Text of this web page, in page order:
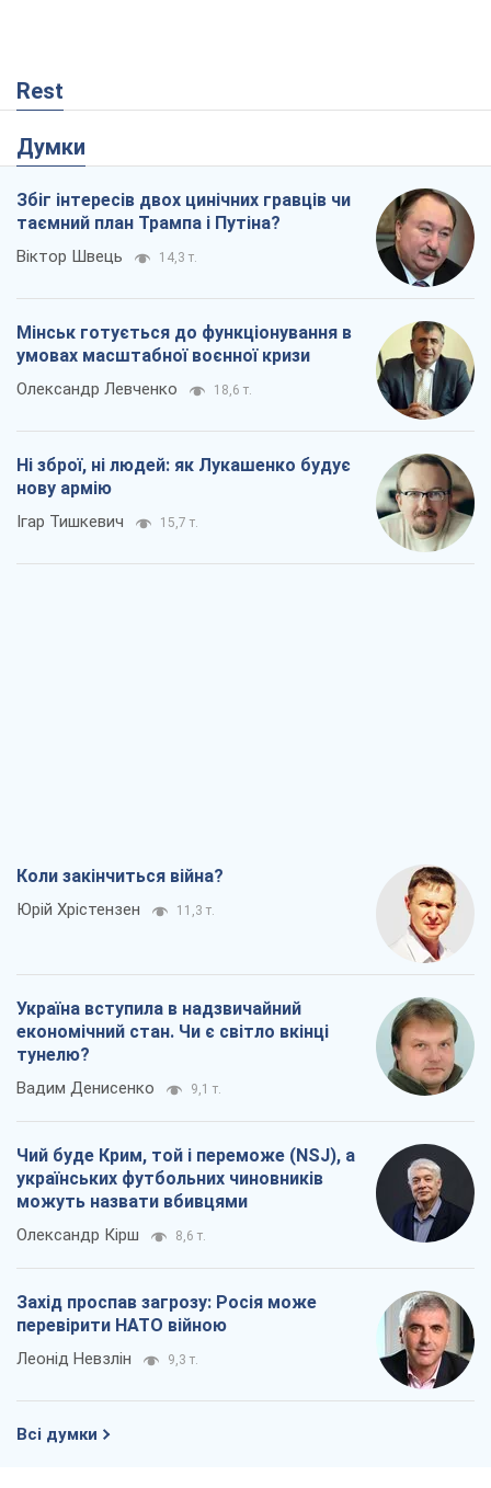
Rest
Думки
Збіг інтересів двох цинічних гравців чи
таємний план Трампа і Путіна?
Віктор Швець 14,3 т.
Мінськ готується до функціонування в
умовах масштабної воєнної кризи
Олександр Левченко 18,6 т.
Ні зброї, ні людей: як Лукашенко будує
нову армію
Ігар Тишкевич 15,7 т.
Коли закінчиться війна?
Юрій Хрістензен 11,3 т.
Україна вступила в надзвичайний
економічний стан. Чи є світло вкінці
тунелю?
Вадим Денисенко 9,1 т.
Чий буде Крим, той і переможе (NSJ), а
українських футбольних чиновників
можуть назвати вбивцями
Олександр Кірш 8,6 т.
Захід проспав загрозу: Росія може
перевірити НАТО війною
Леонід Невзлін 9,3 т.
Всі думки